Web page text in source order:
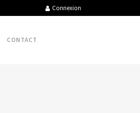
Connexion
CONTACT